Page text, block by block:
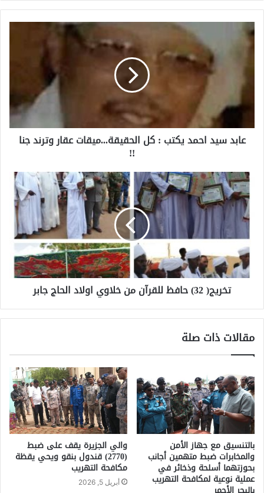
عابد سيد احمد يكتب : كل الحقيقة...ميقات عقار وترند جنا
!!
تخريج( 32) حافظ للقرآن من خلاوي اولاد الحاج جابر
مقالات ذات صلة
بالتنسيق مع جهاز الأمن
والمخابرات ضبط متهمين أجانب
بحوزتهما أسلحة وذخائر في
عملية نوعية لمكافحة التهريب
والي الجزيرة يقف على ضبط
(2770) قندول بنقو ويحي يقظة
مكافحة التهريب
أبريل 5, 2026